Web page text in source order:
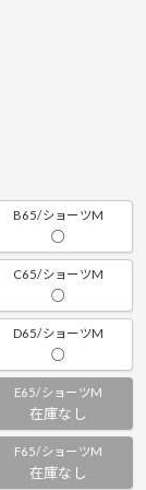
B65/ショーツM
○
C65/ショーツM
○
D65/ショーツM
○
E65/ショーツM
在庫なし
F65/ショーツM
在庫なし